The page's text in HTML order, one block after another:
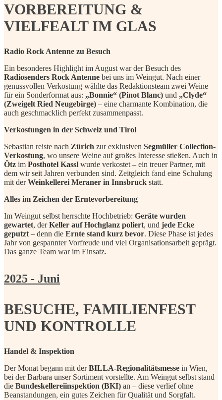
VORBEREITUNG &
VIELFEALT IM GLAS
Radio Rock Antenne zu Besuch
Ein besonderes Highlight im August war der Besuch des
Radiosenders Rock Antenne bei uns im Weingut. Nach einer
genussvollen Verkostung wählte das Redaktionsteam zwei Weine
für ein Sonderformat aus: „Bonnie“ (Pinot Blanc) und „Clyde“
(Zweigelt Ried Neugebirge) – eine charmante Kombination, die
auch geschmacklich perfekt zusammenpasst.
Verkostungen in der Schweiz und Tirol
Sebastian reiste nach Zürich zur exklusiven Segmüller Collection-
Verkostung, wo unsere Weine auf großes Interesse stießen. Auch in
Ötz im Posthotel Kassl wurde verkostet – ein treuer Partner, mit
dem wir seit Jahren verbunden sind. Zeitgleich fand eine Schulung
mit derWeinkellerei Meraner in Innsbruck statt.
Alles im Zeichen der Erntevorbereitung
Im Weingut selbst herrschte Hochbetrieb: Geräte wurden
gewartet, derKeller auf Hochglanz poliert, und jede Ecke
geputzt – denn die Ernte stand kurz bevor. Diese Phase ist jedes
Jahr von gespannter Vorfreude und viel Organisationsarbeit geprägt.
Das ganze Team war im Einsatz.
2025 - Juni
BESUCHE, FAMILIENFEST
UND KONTROLLE
Handel & Inspektion
Der Monat begann mit derBILLA-Regionalitätsmesse in Wien,
bei der Barbara unser Sortiment vorstellte. Am Weingut selbst stand
die Bundeskellereiinspektion (BKI) an – diese verlief ohne
Beanstandungen, ein gutes Zeichen für Qualität und Sorgfalt.